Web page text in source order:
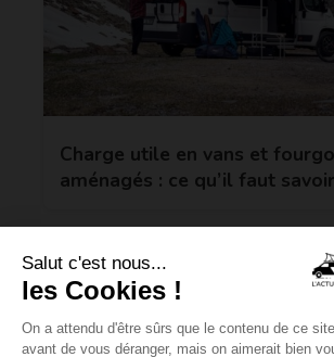
Charge utile en vans et
aménagés : ce qu’il faut savoir